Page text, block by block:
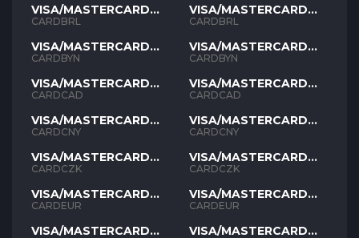
VISA/MASTERCARD
BRL
CARDBRL
VISA/MASTERCARD
BYN
CARDBYN
VISA/MASTERCARD
CAD
CARDCAD
VISA/MASTERCARD
CNY
CARDCNY
VISA/MASTERCARD
CZK
CARDCZK
VISA/MASTERCARD
EUR
CARDEUR
VISA/MASTERCARD
VISA/MASTERCARD
BRL
CARDBRL
VISA/MASTERCARD
BYN
CARDBYN
VISA/MASTERCARD
CAD
CARDCAD
VISA/MASTERCARD
CNY
CARDCNY
VISA/MASTERCARD
CZK
CARDCZK
VISA/MASTERCARD
EUR
CARDEUR
VISA/MASTERCARD